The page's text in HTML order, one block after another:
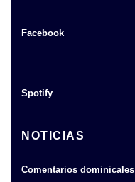
Facebook
Spotify
NOTICIAS
Comentarios dominicales